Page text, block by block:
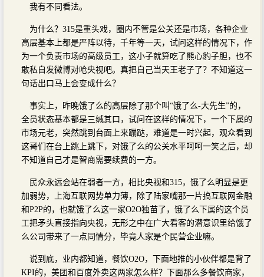
我有不同看法。
为什么？315是重头戏，圈内不管是公关还是市场，各种企业
高层基本上都是严阵以待，千年等一天，试问这样的情况下，作
为一个负责市场的高级员工，这小子就算吃了熊心豹子胆，也不
敢私自发微博对呛央视吧。真把自己当天王老子了？不知道这一
句话出口马上会变成什么？
事实上，昨晚饿了么的高层除了那个叫“饿了么-大先生”的，
全员状态基本都是三缄其口，试问在这样的情况下，一个下属的
市场元老，突然跳到台面上来蹦跶，难道是一时兴起，观众看到
这哥们在台上跳上跳下，对饿了么的公关水平呵呵一笑之后，却
不知道自己才是智商需要续费的一方。
民众永远会站在弱者一方，相比央视和315，饿了么明显是更
加弱势，上海互联网势单力薄，除了陆家嘴那一片搞互联网金融
和P2P的，也就饿了么这一家O2O独苗了，饿了么下属的这个员
工把矛头直接指向央视，无形之中在广大看客的潜意识里给饿了
么公司带来了一点同情分，毕竟人家是个民营企业嘛。
说到底，业内都知道，餐饮O2O，下面地推的小伙伴都是背了
KPI的，美团和百度外卖这两家怎么样？下面那么多餐饮商家，